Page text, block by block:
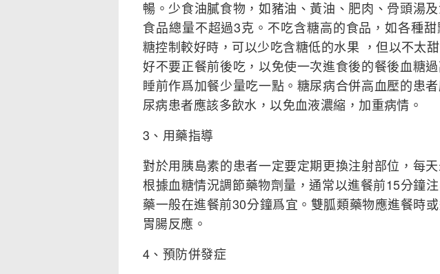
暢。少食油膩食物，如豬油、黃油、肥肉、骨頭湯
食品總量不超過3克。不吃含糖高的食品，如各種
糖控制較好時，可以少吃含糖低的水果 ，但以不太
好不要正餐前後吃，以免使一次進食後的餐後血糖
睡前作爲加餐少量吃一點。糖尿病合併高血壓的患
尿病患者應該多飲水，以免血液濃縮，加重病情。
3、用藥指導
對於用胰島素的患者一定要定期更換注射部位，每
根據血糖情況調節藥物劑量，通常以進餐前15分鐘
藥一般在進餐前30分鐘爲宜。雙胍類藥物應進餐時
胃腸反應。
4、預防併發症